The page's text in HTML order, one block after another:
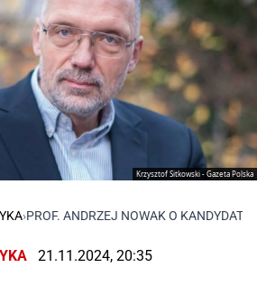
Krzysztof Sitkowski - Gazeta Polska
›PROF. ANDRZEJ NOWAK O
21.11.2024, 20:35